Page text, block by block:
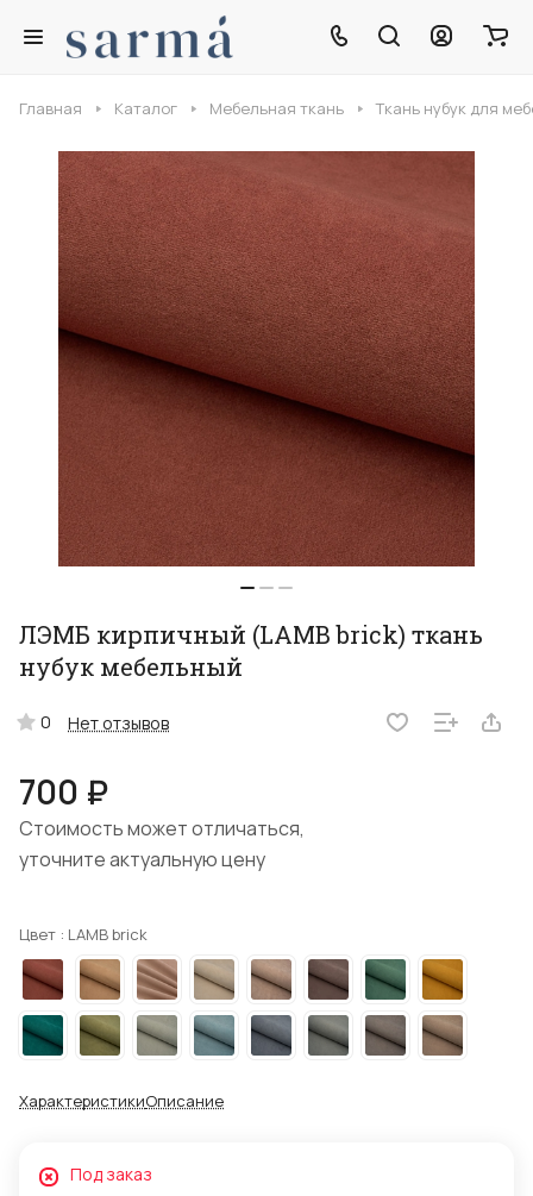
Главная Каталог Мебельная ткань Ткань нубук для
ЛЭМБ кирпичный (LAMB brick) ткань
нубук мебельный
0 Нет отзывов
700 ₽
Стоимость может отличаться,
уточните актуальную цену
Цвет : LAMB brick
ХарактеристикиОписание
Под заказ